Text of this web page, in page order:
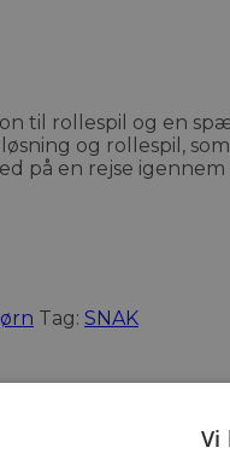
til rollespil og en
og rollespil,
på en rejse
Tag: SNAK
Vi